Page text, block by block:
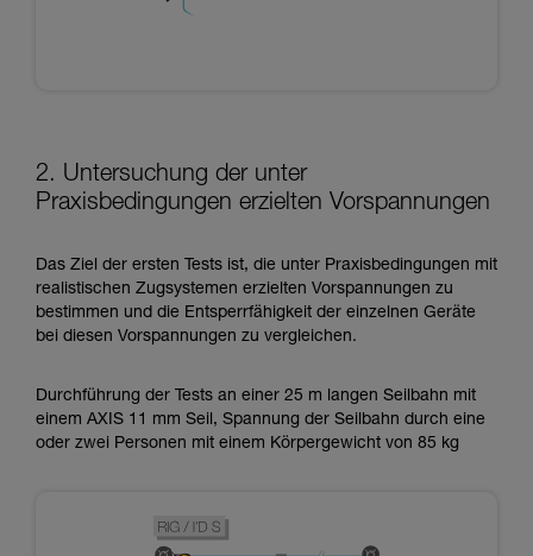
2. Untersuchung der unter
Praxisbedingungen erzielten Vorspannungen
Das Ziel der ersten Tests ist, die unter Praxisbedingungen mit
realistischen Zugsystemen erzielten Vorspannungen zu
bestimmen und die Entsperrfähigkeit der einzelnen Geräte
bei diesen Vorspannungen zu vergleichen.
Durchführung der Tests an einer 25 m langen Seilbahn mit
einem AXIS 11 mm Seil, Spannung der Seilbahn durch eine
oder zwei Personen mit einem Körpergewicht von 85 kg